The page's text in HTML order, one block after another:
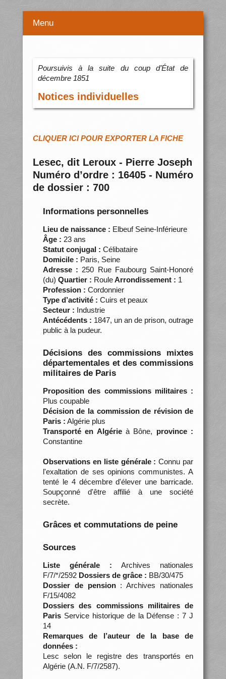
Menu
Poursuivis à la suite du coup d’État de
décembre 1851
Notices individuelles
CLIQUER ICI POUR EXPORTER LA FICHE
Lesec, dit Leroux - Pierre Joseph
Numéro d’ordre : 16405 - Numéro
de dossier : 700
Informations personnelles
Lieu de naissance : Elbeuf Seine-Inférieure
Âge : 23 ans
Statut conjugal : Célibataire
Domicile : Paris, Seine
Adresse : 250 Rue Faubourg Saint-Honoré
(du) Quartier : RouleArrondissement : 1
Profession : Cordonnier
Type d’activité : Cuirs et peaux
Secteur : Industrie
Antécédents : 1847, un an de prison, outrage
public à la pudeur.
Décisions des commissions mixtes
départementales et des commissions
militaires de Paris
Proposition des commissions militaires :
Plus coupable
Décision de la commission de révision de
Paris : Algérie plus
Transporté en Algérieà Bône, province :
Constantine
Observations en liste générale : Connu par
l'exaltation de ses opinions communistes. A
tenté le 4 décembre d'élever une barricade.
Soupçonné d'être affilié à une société
secrète.
Grâces et commutations de peine
Sources
Liste générale : Archives nationales
F/7/*/2592 Dossiers de grâce : BB/30/475
Dossier de pension: Archives nationales
F/15/4082
Dossiers des commissions militaires de
ParisService historique de la Défense : 7 J
14
Remarques de l’auteur de la base de
données :
Lesc selon le registre des transportés en
Algérie (A.N. F/7/2587).